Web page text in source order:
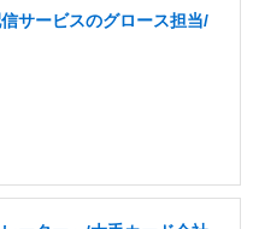
サービスのグロース担当/